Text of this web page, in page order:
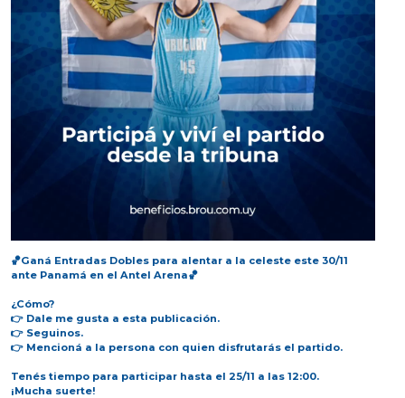
🏀Ganá Entradas Dobles para alentar a la celeste este 30/11
ante Panamá en el Antel Arena🏀
¿Cómo?
👉 Dale me gusta a esta publicación.
👉 Seguinos.
👉 Mencioná a la persona con quien disfrutarás el partido.
Tenés tiempo para participar hasta el 25/11 a las 12:00.
¡Mucha suerte!